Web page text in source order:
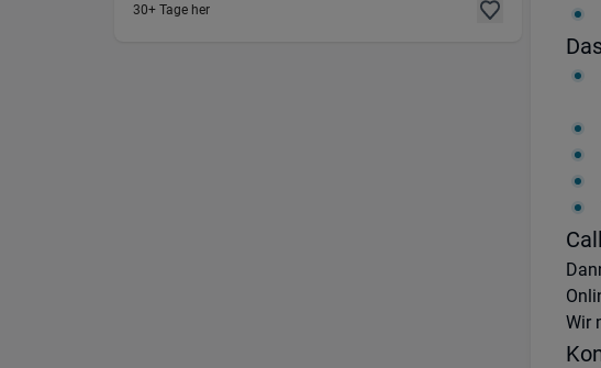
30+ Tage her
Wir